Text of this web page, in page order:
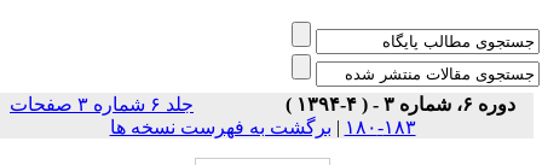
دوره ۶، شماره ۳ - ( ۴-۱۳۹۴ )
جلد ۶ شماره ۳ صفحات
۱۸۳-۱۸۰
| برگشت به فهرست نسخه ها